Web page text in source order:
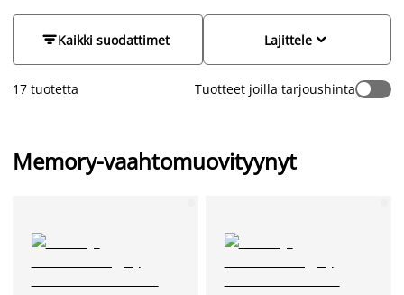
Kaikki suodattimet 
Lajittele
17 tuotetta Tuotteet joilla tarjoushinta
Memory-vaahtomuovityynyt